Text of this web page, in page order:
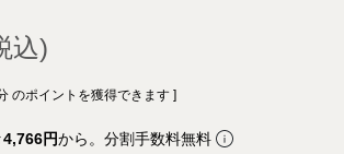
のポイントを獲得できます ]
4,766円から。分割手数料無料